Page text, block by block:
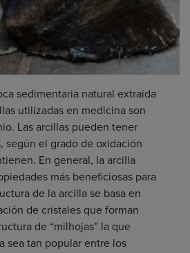
sedimentaria natural extraída
utilizadas en medicina son
Las arcillas pueden tener
según el grado de oxidación
En general, la arcilla
más beneficiosas para
de la arcilla se basa en
de cristales que forman
de “milhojas” la que
sea tan popular entre los